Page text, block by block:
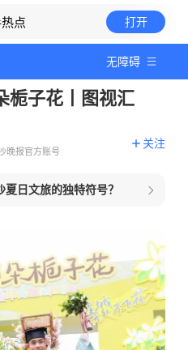
点 打开
无障碍
栀子花丨图视汇
晚报官方账号
关注
日文旅的独特符号？